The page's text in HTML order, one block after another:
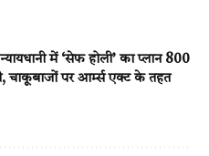
में ‘सेफ होली’ का प्लान 800
चाकूबाजों पर आर्म्स एक्ट के तहत